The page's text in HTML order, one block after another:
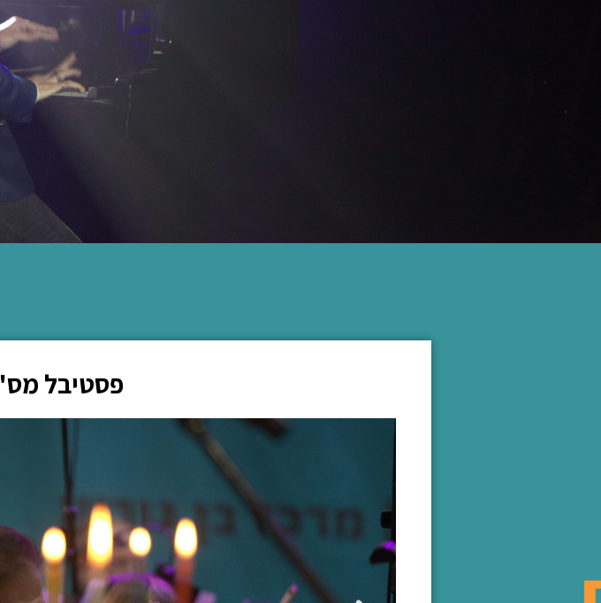
פסטיבל מס' 24 – 2021